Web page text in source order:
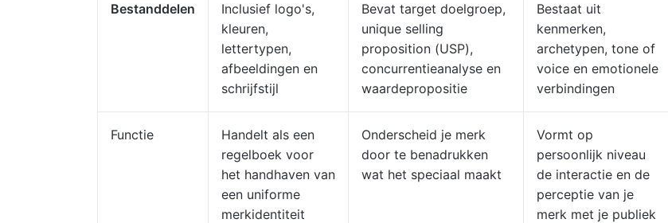
Bestanddelen
Inclusief logo's,
kleuren,
lettertypen,
afbeeldingen en
schrijfstijl
Bevat target doelgroep,
unique selling
proposition (USP),
concurrentieanalyse en
waardepropositie
Bestaat uit
kenmerken,
archetypen, tone of
voice en emotionele
verbindingen
Functie
Handelt als een
regelboek voor
het handhaven van
een uniforme
merkidentiteit
Onderscheid je merk
door te benadrukken
wat het speciaal maakt
Vormt op
persoonlijk niveau
de interactie en de
perceptie van je
merk met je publiek